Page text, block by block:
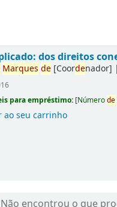
dos direitos
Marques de [Coordenador]
para empréstimo: [Númerode
ao seu carrinho